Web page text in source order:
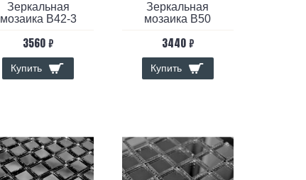
Зеркальная
мозаика B42-3
3560 ₽
Купить
Зеркальная
мозаика B50
3440 ₽
Купить